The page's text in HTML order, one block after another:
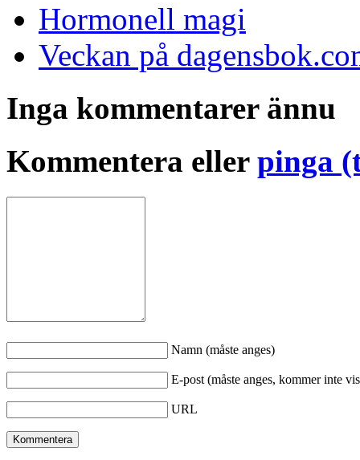
Hormonell magi
Veckan på
Inga kommentarer ännu
Kommentera eller pinga
Namn (måste anges)
E-post (måste anges, kommer inte
URL